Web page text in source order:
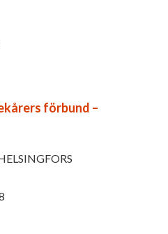
förbund –